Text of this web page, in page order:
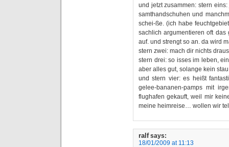
und jetzt zusammen: stern
samthandschuhen und
schei-ße. (ich habe
sachlich argumentieren oft
auf. und strengt so an. da wird
stern zwei: mach dir nichts
stern drei: so isses im leben,
aber alles gut, solange kein
und stern vier: es heißt
gelee-bananen-pamps mit
flughafen gekauft, weil mir
meine heimreise… wollen wir
ralf says:
18/01/2009 at 11:13